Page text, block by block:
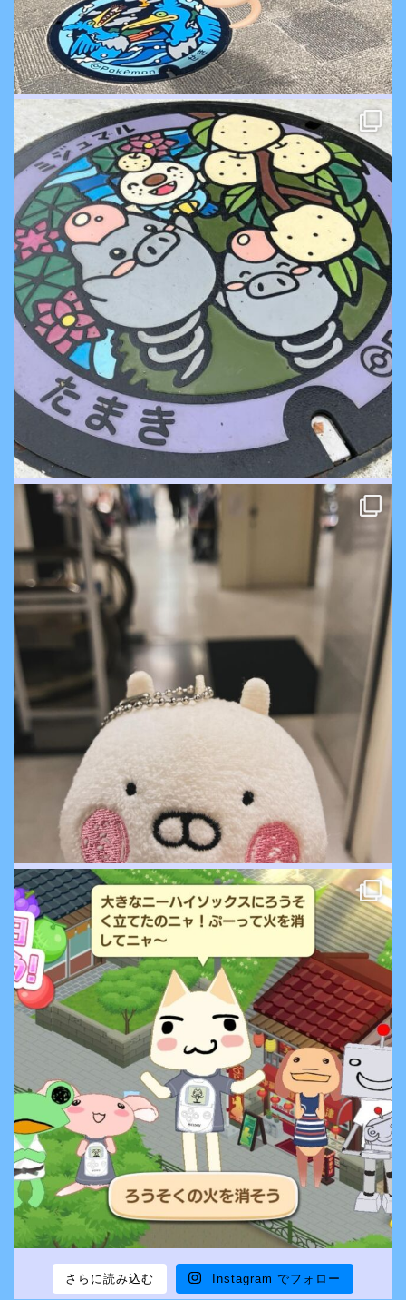
さらに読み込む Instagram でフォロー